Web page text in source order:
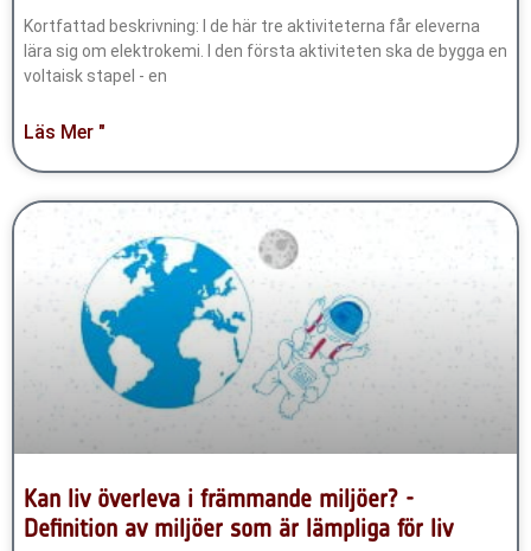
Kortfattad beskrivning: I de här tre aktiviteterna får eleverna
lära sig om elektrokemi. I den första aktiviteten ska de bygga en
voltaisk stapel - en
Läs Mer "
Kan liv överleva i främmande miljöer? -
Definition av miljöer som är lämpliga för liv